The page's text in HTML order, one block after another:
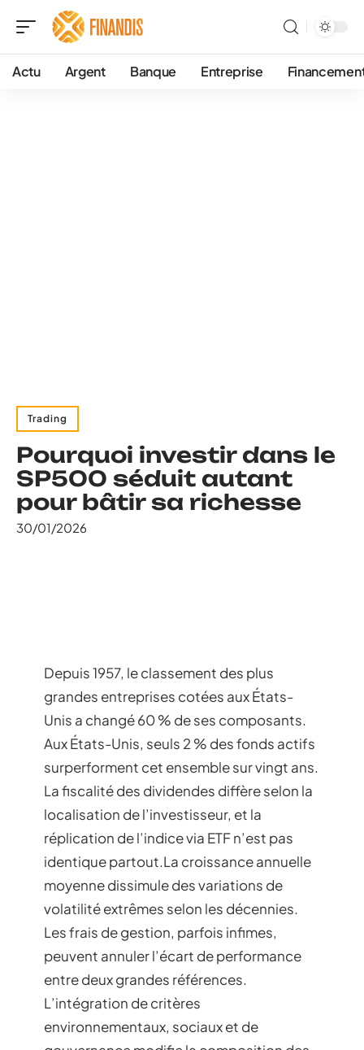
Actu Argent Banque Entreprise
Trading
Pourquoi investir dans le
SP500 séduit autant
pour bâtir sa richesse
30/01/2026
Depuis 1957, le classement des plus
grandes entreprises cotées aux États-
Unis a changé 60 % de ses composants.
Aux États-Unis, seuls 2 % des fonds actifs
surperforment cet ensemble sur vingt ans.
La fiscalité des dividendes diffère selon la
localisation de l’investisseur, et la
réplication de l’indice via ETF n’est pas
identique partout.La croissance annuelle
moyenne dissimule des variations de
volatilité extrêmes selon les décennies.
Les frais de gestion, parfois infimes,
peuvent annuler l’écart de performance
entre deux grandes références.
L’intégration de critères
environnementaux, sociaux et de